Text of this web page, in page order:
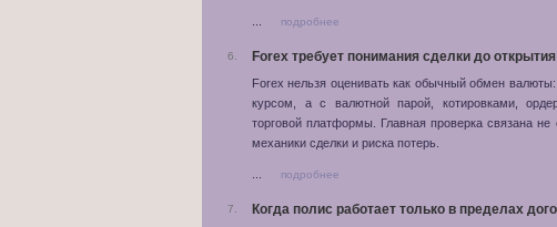
подробнее
6. Forex требует понимания сделки до
Forex нельзя оценивать как обычный обмен
курсом, а с валютной парой, котировками,
торговой платформы. Главная проверка связана
механики сделки и риска потерь.
подробнее
7. Когда полис работает только в пределах